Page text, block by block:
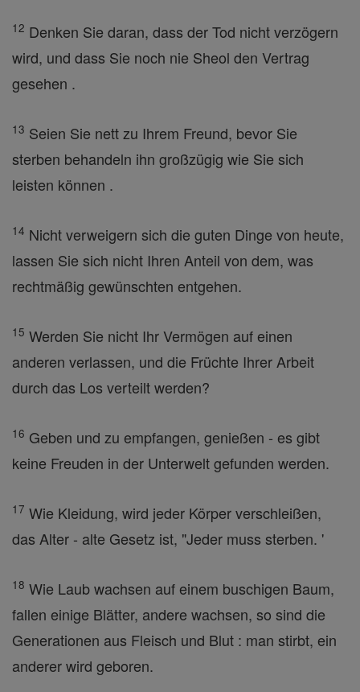
12 Denken Sie daran, dass der Tod nicht verzögern
wird, und dass Sie noch nie Sheol den Vertrag
gesehen .
13 Seien Sie nett zu Ihrem Freund, bevor Sie
sterben behandeln ihn großzügig wie Sie sich
leisten können .
14 Nicht verweigern sich die guten Dinge von heute,
lassen Sie sich nicht Ihren Anteil von dem, was
rechtmäßig gewünschten entgehen.
15 Werden Sie nicht Ihr Vermögen auf einen
anderen verlassen, und die Früchte Ihrer Arbeit
durch das Los verteilt werden?
16 Geben und zu empfangen, genießen - es gibt
keine Freuden in der Unterwelt gefunden werden.
17 Wie Kleidung, wird jeder Körper verschleißen,
das Alter - alte Gesetz ist, "Jeder muss sterben. '
18 Wie Laub wachsen auf einem buschigen Baum,
fallen einige Blätter, andere wachsen, so sind die
Generationen aus Fleisch und Blut : man stirbt, ein
anderer wird geboren.